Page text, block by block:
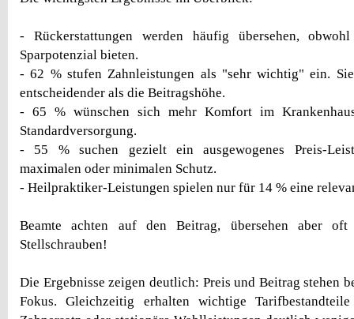
- Rückerstattungen werden häufig übersehen,
Sparpotenzial bieten.
- 62 % stufen Zahnleistungen als "sehr wichtig" ein.
entscheidender als die Beitragshöhe.
- 65 % wünschen sich mehr Komfort im
Standardversorgung.
- 55 % suchen gezielt ein ausgewogenes Preis-
maximalen oder minimalen Schutz.
- Heilpraktiker-Leistungen spielen nur für 14 % eine
Beamte achten auf den Beitrag, übersehen aber oft
Stellschrauben!
Die Ergebnisse zeigen deutlich: Preis und Beitrag stehen
Fokus. Gleichzeitig erhalten wichtige